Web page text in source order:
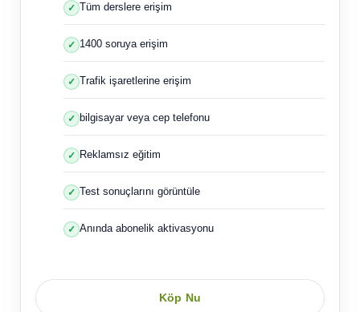
Tüm derslere erişim
1400 soruya erişim
Trafik işaretlerine erişim
bilgisayar veya cep telefonu
Reklamsız eğitim
Test sonuçlarını görüntüle
Anında abonelik aktivasyonu
Köp Nu